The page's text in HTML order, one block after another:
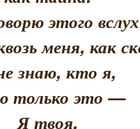
этого
меня, как
знаю, кто я,
только это —
Я твоя.